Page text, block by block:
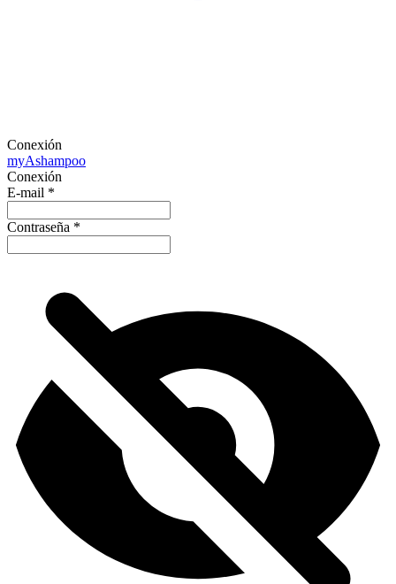
Conexión
myAshampoo
Conexión
E-mail *
Contraseña *